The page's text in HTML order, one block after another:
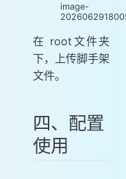
image-
在 root文件夹
下，上传脚手架
文件。
四、配置
使用